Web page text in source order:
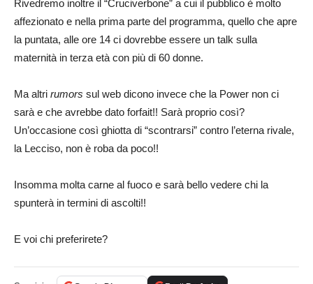
Rivedremo inoltre il “Cruciverbone” a cui il pubblico è molto
affezionato e nella prima parte del programma, quello che apre
la puntata, alle ore 14 ci dovrebbe essere un talk sulla
maternità in terza età con più di 60 donne.
Ma altri rumors sul web dicono invece che la Power non ci
sarà e che avrebbe dato forfait!! Sarà proprio così?
Un’occasione così ghiotta di “scontrarsi” contro l’eterna rivale,
la Lecciso, non è roba da poco!!
Insomma molta carne al fuoco e sarà bello vedere chi la
spunterà in termini di ascolti!!
E voi chi preferirete?